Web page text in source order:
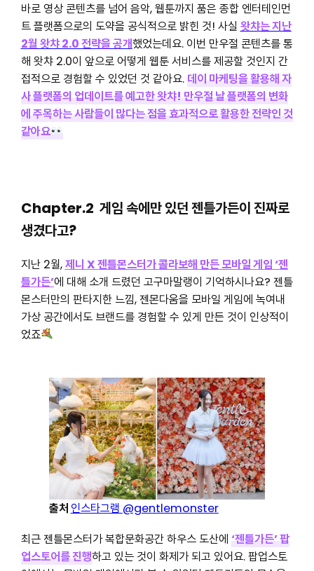
바로 영상 콘텐츠를 넘어 음악, 웹툰까지 품은 종합 엔터테인먼
트 플랫폼으로의 도약을 공식적으로 밝힌 것! 사실 왓챠는 지난
2월 왓챠 2.0 전략을 공개했었는데요. 이번 만우절 콘텐츠를 통
해 왓챠 2.0이 앞으로 어떻게 웹툰 서비스를 제공할 것인지 간
접적으로 경험할 수 있었던 것 같아요.데이 마케팅을 활용해 자
사 플랫폼의 업데이트를 예고한 왓챠! 만우절 날 플랫폼의 변화
에 주목하는 사람들이 많다는 점을 효과적으로 활용한 전략인 것
같아요
Chapter.2 게임 속에만 있던 젠틀가든이 진짜로
생겼다고?
지난 2월,제니 X 젠틀몬스터가 콜라보해 만든 모바일 게임 ‘젠
틀가든’에 대해 소개 드렸던 고구마말랭이 기억하시나요? 젠틀
몬스터만의 판타지한 느낌, 젠몬다움을 모바일 게임에 녹여내
가상 공간에서도 브랜드를 경험할 수 있게 만든 것이 인상적이
었죠
출처 인스타그램 @gentlemonster
최근 젠틀몬스터가 복합문화공간 하우스 도산에 ‘젠틀가든’ 팝
업스토어를 진행하고 있는 것이 화제가 되고 있어요. 팝업스토